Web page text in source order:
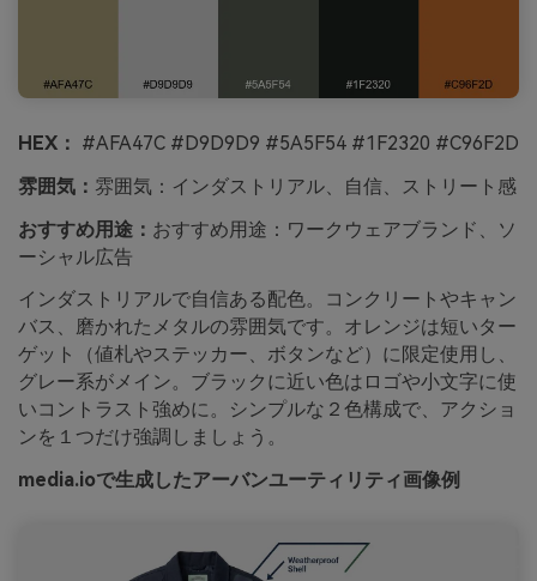
HEX： #AFA47C #D9D9D9 #5A5F54 #1F2320 #C96F2D
雰囲気： 雰囲気：インダストリアル、自信、ストリート感
おすすめ用途： おすすめ用途：ワークウェアブランド、ソ
ーシャル広告
インダストリアルで自信ある配色。コンクリートやキャン
バス、磨かれたメタルの雰囲気です。オレンジは短いター
ゲット（値札やステッカー、ボタンなど）に限定使用し、
グレー系がメイン。ブラックに近い色はロゴや小文字に使
いコントラスト強めに。シンプルな２色構成で、アクショ
ンを１つだけ強調しましょう。
media.ioで生成したアーバンユーティリティ画像例